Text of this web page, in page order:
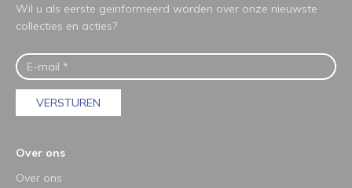
Wil u als eerste geïnformeerd worden over onze nieuwste
collecties en acties?
VERSTUREN
Over ons
Over ons